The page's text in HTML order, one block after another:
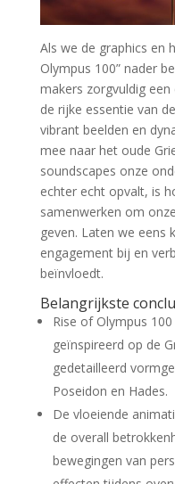
Als we de graphics en
Olympus 100” nader
makers zorgvuldig
de rijke essentie van
vibrant beelden en
mee naar het oude
soundscapes onze
echter echt opvalt, is
samenwerken om
geven. Laten we eens
engagement bij en
beïnvloedt.
Belangrijkste
Rise of Olympus
geïnspireerd op de
gedetailleerd
Poseidon en Hades.
De vloeiende
de overall
bewegingen van